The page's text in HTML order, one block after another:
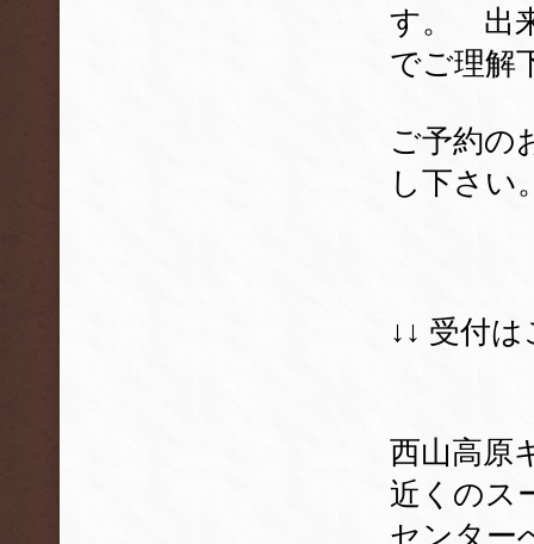
す。 出
でご理解
ご予約の
し下さい
↓↓ 受付
西山高原
近くのス
センター